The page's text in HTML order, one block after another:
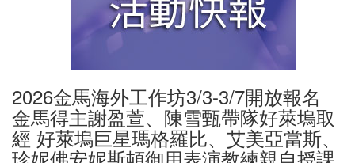
2026金馬海外工作坊3/3-3/7開放報名
金馬得主謝盈萱、陳雪甄帶隊好萊塢取
經 好萊塢巨星瑪格羅比、艾美亞當斯、
珍妮佛安妮斯頓御用表演教練親自授課